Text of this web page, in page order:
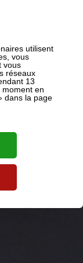
utilisent
vous
vous
réseaux
13
moment en
dans la page